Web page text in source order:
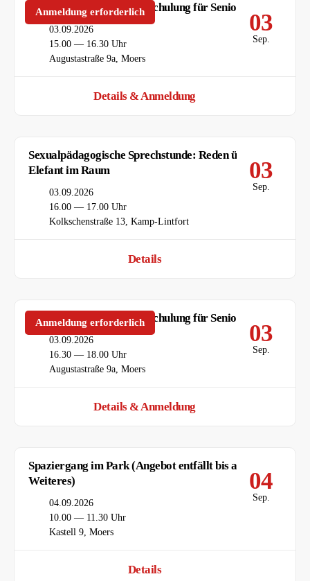
Anmeldung erforderlich 03
Sep.
Smartphone- und Tablet-Schulung für Senior*innen
Datum
03.09.2026
Uhrzeit
15.00 — 16.30 Uhr
Ort
Augustastraße 9a, Moers
Details & Anmeldung
03
Sep.
Sexualpädagogische Sprechstunde: Reden über den
Elefant im Raum
Datum
03.09.2026
Uhrzeit
16.00 — 17.00 Uhr
Ort
Kolkschenstraße 13, Kamp-Lintfort
Details
Anmeldung erforderlich 03
Sep.
Smartphone- und Tablet-Schulung für Senior*innen
Datum
03.09.2026
Uhrzeit
16.30 — 18.00 Uhr
Ort
Augustastraße 9a, Moers
Details & Anmeldung
04
Sep.
Spaziergang im Park (Angebot entfällt bis auf
Weiteres)
Datum
04.09.2026
Uhrzeit
10.00 — 11.30 Uhr
Ort
Kastell 9, Moers
Details